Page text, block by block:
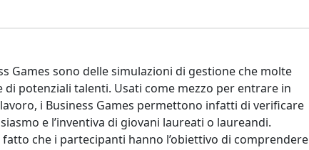
Games sono delle simulazioni di gestione che molte
potenziali talenti. Usati come mezzo per entrare in
i Business Games permettono infatti di verificare
e l’inventiva di giovani laureati o laureandi.
che i partecipanti hanno l’obiettivo di comprendere